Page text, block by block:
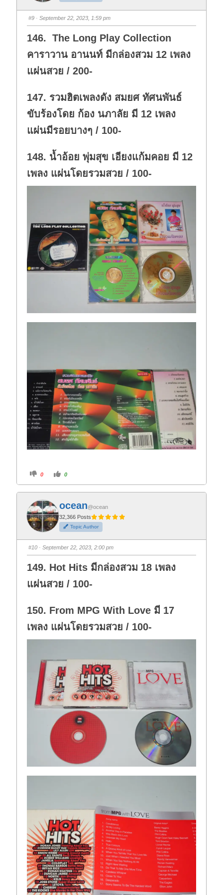
m
d
o
n
.
m
u
p
#9 · September 22, 2023, 1:59 pm
146. The Long Play Collection
คาราวาน อานนท์ มีกล่องสวม 12 เพลง
แผ่นสวย / 200-
147. รวมฮิตเพลงดัง สมยศ ทัศนพันธ์
ขับร้องโดย ก้อง นภาลัย มี 12 เพลง
แผ่นมีรอยบางๆ / 100-
148. น้ำอ้อย พุ่มสุข เอียงแก้มคอย มี 12
เพลง แผ่นโดยรวมสวย / 100-
C
i
k
f
o
r
t
h
u
m
b
d
o
n
.
0
C
i
k
o
r
t
h
u
m
b
u
p
0
ocean@ocean
32,366 Posts
Topic Author
#10 · September 22, 2023, 2:00 pm
149. Hot Hits มีกล่องสวม 18 เพลง
แผ่นสวย / 100-
150. From MPG With Love มี 17
เพลง แผ่นโดยรวมสวย / 100-